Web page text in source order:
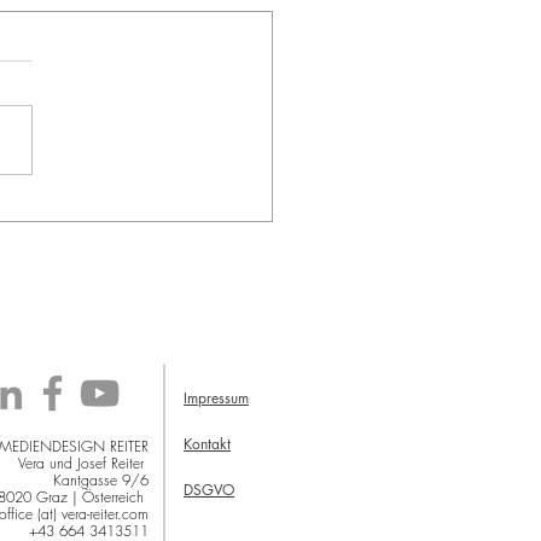
REITER
Vera und Josef Reiter
Kantgasse 9/6
8020 Graz | Österreich
office (at) vera-reiter.com
+43 664 3413511
Impressum
Kontakt
DSGVO